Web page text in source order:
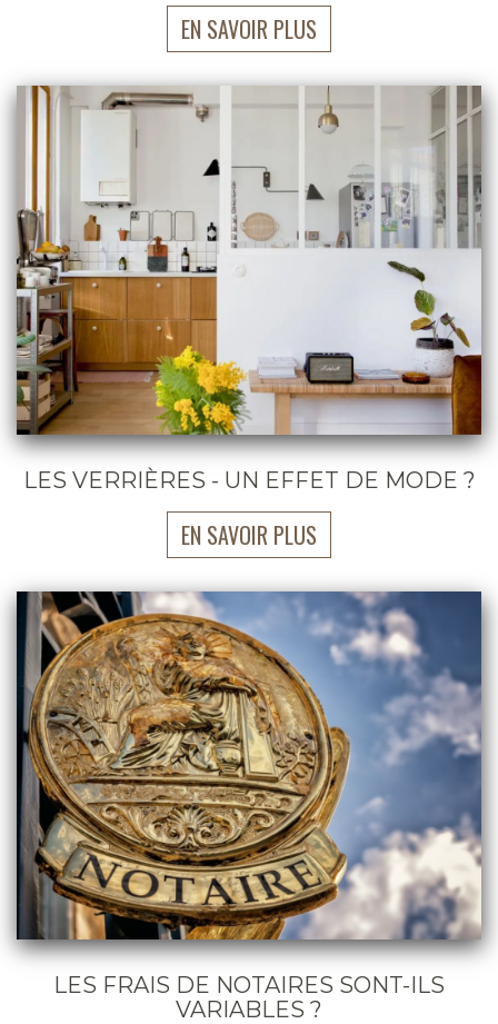
EN SAVOIR PLUS
LES VERRIÈRES - UN EFFET DE MODE ?
EN SAVOIR PLUS
LES FRAIS DE NOTAIRES SONT-ILS
VARIABLES ?